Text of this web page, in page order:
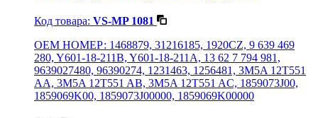
Код товара: VS-MP 1081
OEM НОМЕР: 1468879, 31216185, 1920CZ, 9 639 469
280, Y601-18-211B, Y601-18-211A, 13 62 7 794 981,
9639027480, 96390274, 1231463, 1256481, 3M5A 12T551
AA, 3M5A 12T551 AB, 3M5A 12T551 AC, 1859073J00,
1859069K00, 1859073J00000, 1859069K00000